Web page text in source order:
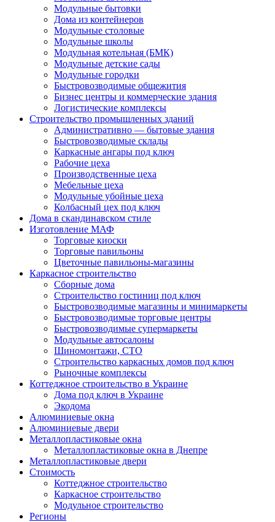
Модульные бытовки
Дома из контейнеров
Модульные столовые
Модульные школы
Модульная котельная (БМК)
Модульные детские сады
Модульные городки
Быстровозводимые общежития
Бизнес центры и коммерческие здания
Логистические комплексы
Строительство промышленных зданий
Административно — бытовые здания
Быстровозводимые склады
Каркасные ангары под ключ
Рабочие цеха
Производственные цеха
Мебельные цеха
Модульные убойные цеха
Колбасный цех под ключ
Дома в скандинавском стиле
Изготовление МАФ
Торговые киоски
Торговые павильоны
Цветочные павильоны-магазины
Каркасное строительство
Сборные дома
Строительство гостиниц под ключ
Быстровозводимые магазины и минимаркеты
Быстровозводимые торговые центры
Быстровозводимые супермаркеты
Модульные автосалоны
Шиномонтажи, СТО
Строительство каркасных домов под ключ
Рыночные комплексы
Коттеджное строительство в Украине
Дома под ключ в Украине
Экодома
Алюминиевые окна
Алюминиевые двери
Металлопластиковые окна
Металлопластиковые окна в Днепре
Металлопластиковые двери
Стоимость
Коттеджное строительство
Каркасное строительство
Модульное строительство
Регионы